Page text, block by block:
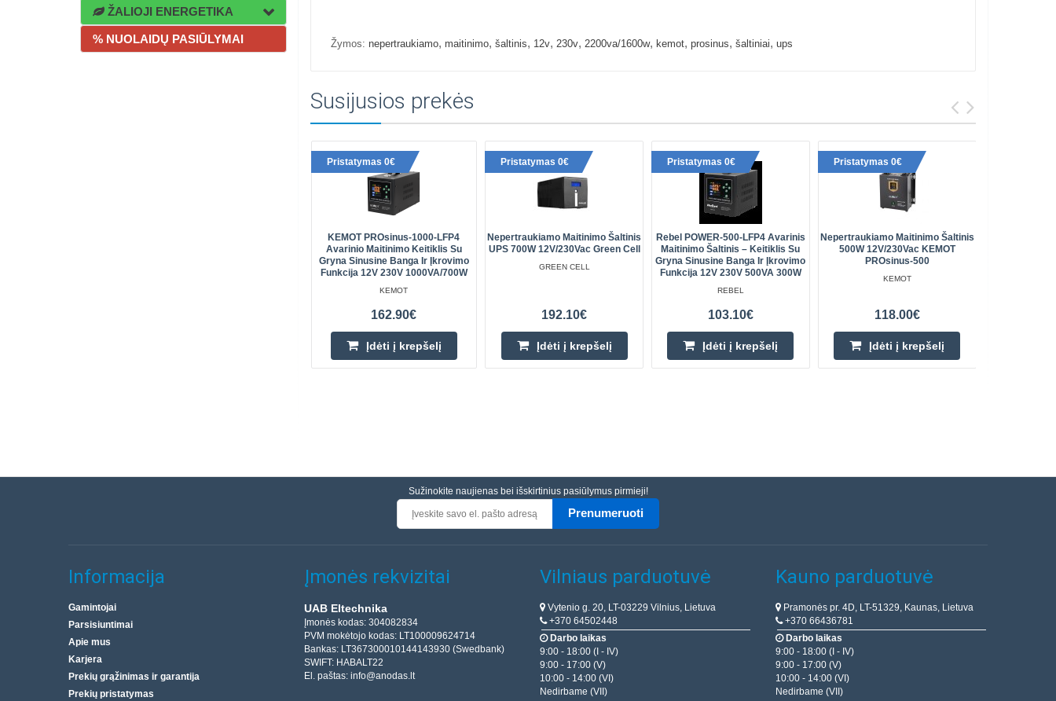
ŽALIOJI ENERGETIKA
% NUOLAIDŲ PASIŪLYMAI Žymos: nepertraukiamo, maitinimo, šaltinis, 12v, 230v, 2200va/1600w, kemot, prosinus, šaltiniai, ups
Susijusios prekės
Pristatymas 0€
KEMOT PROsinus-1000-LFP4
Avarinio Maitinimo Keitiklis Su
Gryna Sinusine Banga Ir Įkrovimo
Funkcija 12V 230V 1000VA/700W
KEMOT
162.90€
Įdėti į krepšelį
Pristatymas 0€
Nepertraukiamo Maitinimo Šaltinis
UPS 700W 12V/230Vac Green Cell
GREEN CELL
192.10€
Įdėti į krepšelį
Pristatymas 0€
Rebel POWER-500-LFP4 Avarinis
Maitinimo Šaltinis – Keitiklis Su
Gryna Sinusine Banga Ir Įkrovimo
Funkcija 12V 230V 500VA 300W
REBEL
103.10€
Įdėti į krepšelį
Pristatymas 0€
Nepertraukiamo Maitinimo Šaltinis
500W 12V/230Vac KEMOT
PROsinus-500
KEMOT
118.00€
Įdėti į krepšelį
Sužinokite naujienas bei išskirtinius pasiūlymus pirmieji!
Prenumeruoti
Informacija
Gamintojai
Parsisiuntimai
Apie mus
Karjera
Prekių grąžinimas ir garantija
Prekių pristatymas
Įmonės rekvizitai
UAB Eltechnika
Įmonės kodas: 304082834
PVM mokėtojo kodas: LT100009624714
Bankas: LT367300010144143930 (Swedbank)
SWIFT: HABALT22
El. paštas: info@anodas.lt
Vilniaus parduotuvė
Vytenio g. 20, LT-03229 Vilnius, Lietuva
+370 64502448
Darbo laikas
9:00 - 18:00 (I - IV)
9:00 - 17:00 (V)
10:00 - 14:00 (VI)
Nedirbame (VII)
Kauno parduotuvė
Pramonės pr. 4D, LT-51329, Kaunas, Lietuva
+370 66436781
Darbo laikas
9:00 - 18:00 (I - IV)
9:00 - 17:00 (V)
10:00 - 14:00 (VI)
Nedirbame (VII)